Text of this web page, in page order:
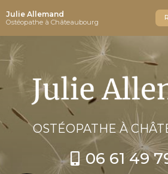
au
contenu
principal
Julie Allemand
Ostéopathe à Châteaubourg
OSTÉOPATHEÀ
06 61 49